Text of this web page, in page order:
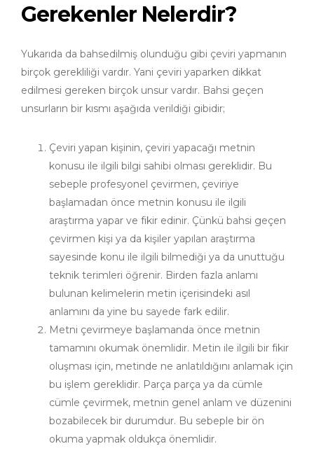
Gerekenler Nelerdir?
Yukarıda da bahsedilmiş olunduğu gibi çeviri yapmanın
birçok gerekliliği vardır. Yani çeviri yaparken dikkat
edilmesi gereken birçok unsur vardır. Bahsi geçen
unsurların bir kısmı aşağıda verildiği gibidir;
Çeviri yapan kişinin, çeviri yapacağı metnin
konusu ile ilgili bilgi sahibi olması gereklidir. Bu
sebeple profesyonel çevirmen, çeviriye
başlamadan önce metnin konusu ile ilgili
araştırma yapar ve fikir edinir. Çünkü bahsi geçen
çevirmen kişi ya da kişiler yapılan araştırma
sayesinde konu ile ilgili bilmediği ya da unuttuğu
teknik terimleri öğrenir. Birden fazla anlamı
bulunan kelimelerin metin içerisindeki asıl
anlamını da yine bu sayede fark edilir.
Metni çevirmeye başlamanda önce metnin
tamamını okumak önemlidir. Metin ile ilgili bir fikir
oluşması için, metinde ne anlatıldığını anlamak için
bu işlem gereklidir. Parça parça ya da cümle
cümle çevirmek, metnin genel anlam ve düzenini
bozabilecek bir durumdur. Bu sebeple bir ön
okuma yapmak oldukça önemlidir.